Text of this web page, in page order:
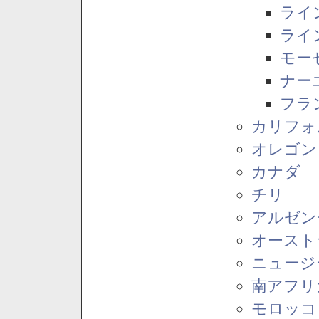
ライ
ライ
モー
ナー
フラ
カリフ
オレゴ
カナダ
チリ
アルゼ
オース
ニュー
南アフ
モロッコ